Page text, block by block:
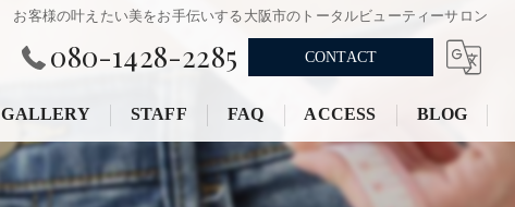
お客様の叶えたい美をお手伝いする大阪市のトータルビューティーサロン
080-1428-2285 CONTACT
GALLERY STAFF FAQ ACCESS BLOG